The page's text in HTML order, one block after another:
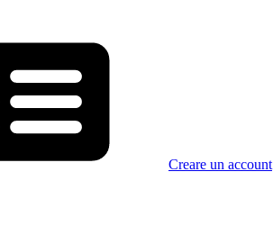
Creare un account